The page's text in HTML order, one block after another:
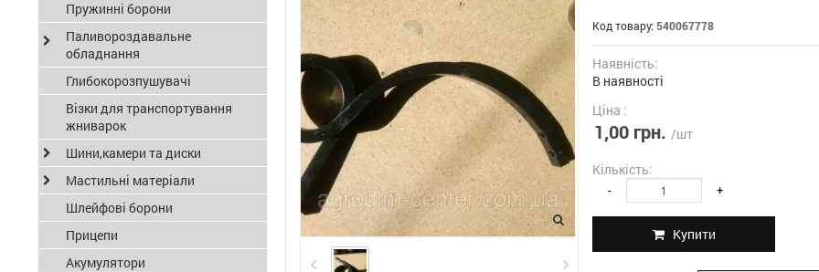
Код товару: 540067778
Наявність:
В наявності
Ціна :
1,00 грн. /шт
Кількість:
- +
Купити
Пружинні борони
Паливороздавальне
обладнання
Глибокорозпушувачі
Візки для транспортування
жниварок
Шини,камери та диски
Мастильні матеріали
Шлейфові борони
Прицепи
Акумулятори